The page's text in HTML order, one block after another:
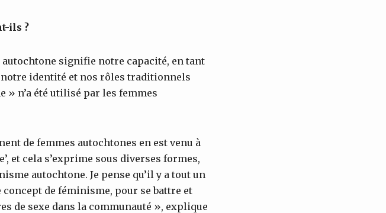
ils ?
autochtone signifie notre capacité, en tant
identité et nos rôles traditionnels
» n’a été utilisé par les femmes
de femmes autochtones en est venu à
et cela s’exprime sous diverses formes,
autochtone. Je pense qu’il y a tout un
de féminisme, pour se battre et
de sexe dans la communauté », explique